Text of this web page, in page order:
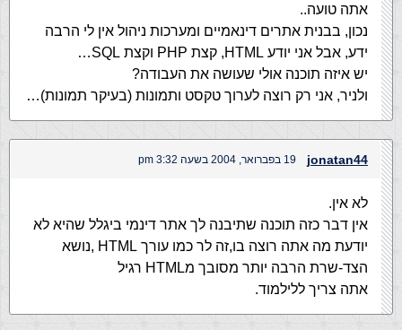
אתה טועה..
נכון, בבנית אתרים דינאמיים ומערכות ניהול אין לי הרבה
ידע, אבל אני יודע HTML, קצת PHP וקצת SQL…
יש איזה תוכנה אולי שעושה את העבודה?
ולניר, אני רק רוצה לערוך טקסט ותמונות (בעיקר תמונות)…
jonatan44 19 בפברואר, 2004 בשעה 3:32 pm
לא אין.
אין דבר כזה תוכנה שתיבנה לך אתר דינמי ביגלל שהיא לא
יודעת מה אתה רוצה בו,זה לר כמו עורך HTML ,נושא
הצד-שרת הרבה יותר מסובך מHTML רגיל
אתה צריך ללילמוד.